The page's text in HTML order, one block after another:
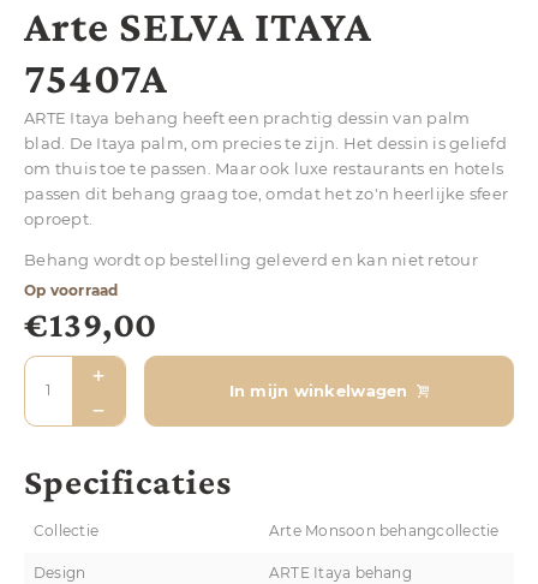
Arte SELVA ITAYA
75407A
ARTE Itaya behang heeft een prachtig dessin van palm
blad. De Itaya palm, om precies te zijn. Het dessin is geliefd
om thuis toe te passen. Maar ook luxe restaurants en hotels
passen dit behang graag toe, omdat het zo'n heerlijke sfeer
oproept.
Behang wordt op bestelling geleverd en kan niet retour
Op voorraad
€139,00
In mijn winkelwagen
Specificaties
Collectie Arte Monsoon behangcollectie
Design ARTE Itaya behang